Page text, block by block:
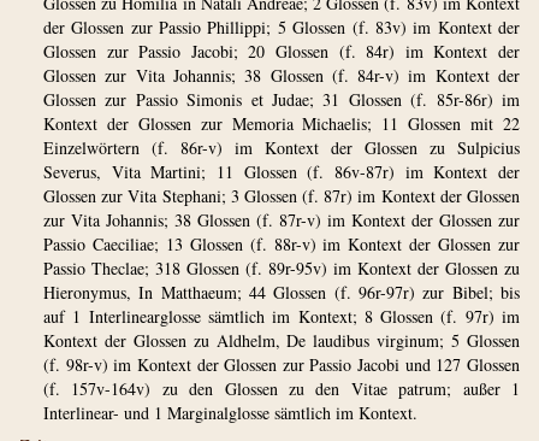
der Glossen zur Passio Phillippi; 5 Glossen (f. 83v) im Kontext der
Glossen zur Passio Jacobi; 20 Glossen (f. 84r) im Kontext der
Glossen zur Vita Johannis; 38 Glossen (f. 84r-v) im Kontext der
Glossen zur Passio Simonis et Judae; 31 Glossen (f. 85r-86r) im
Kontext der Glossen zur Memoria Michaelis; 11 Glossen mit 22
Einzelwörtern (f. 86r-v) im Kontext der Glossen zu Sulpicius
Severus, Vita Martini; 11 Glossen (f. 86v-87r) im Kontext der
Glossen zur Vita Stephani; 3 Glossen (f. 87r) im Kontext der Glossen
zur Vita Johannis; 38 Glossen (f. 87r-v) im Kontext der Glossen zur
Passio Caeciliae; 13 Glossen (f. 88r-v) im Kontext der Glossen zur
Passio Theclae; 318 Glossen (f. 89r-95v) im Kontext der Glossen zu
Hieronymus, In Matthaeum; 44 Glossen (f. 96r-97r) zur Bibel; bis
auf 1 Interlinearglosse sämtlich im Kontext; 8 Glossen (f. 97r) im
Kontext der Glossen zu Aldhelm, De laudibus virginum; 5 Glossen
(f. 98r-v) im Kontext der Glossen zur Passio Jacobi und 127 Glossen
(f. 157v-164v) zu den Glossen zu den Vitae patrum; außer 1
Interlinear- und 1 Marginalglosse sämtlich im Kontext.